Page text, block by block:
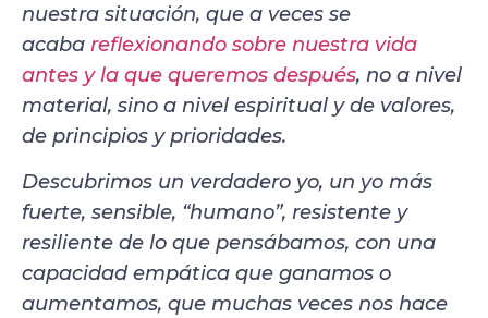
nuestra situación, que a veces se
acaba reflexionando sobre nuestra vida
antes y la que queremos después, no a nivel
material, sino a nivel espiritual y de valores,
de principios y prioridades.
Descubrimos un verdadero yo, un yo más
fuerte, sensible, “humano”, resistente y
resiliente de lo que pensábamos, con una
capacidad empática que ganamos o
aumentamos, que muchas veces nos hace